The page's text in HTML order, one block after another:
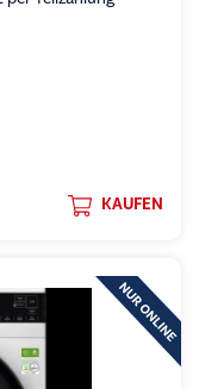
KAUFEN